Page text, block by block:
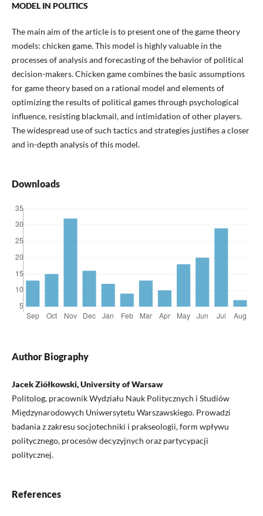
MODEL IN POLITICS
The main aim of the article is to present one of the game theory
models: chicken game. This model is highly valuable in the
processes of analysis and forecasting of the behavior of political
decision-makers. Chicken game combines the basic assumptions
for game theory based on a rational model and elements of
optimizing the results of political games through psychological
influence, resisting blackmail, and intimidation of other players.
The widespread use of such tactics and strategies justifies a closer
and in-depth analysis of this model.
Downloads
Author Biography
Jacek Ziółkowski, University of Warsaw
Politolog, pracownik Wydziału Nauk Politycznych i Studiów
Międzynarodowych Uniwersytetu Warszawskiego. Prowadzi
badania z zakresu socjotechniki i prakseologii, form wpływu
politycznego, procesów decyzyjnych oraz partycypacji
politycznej.
References